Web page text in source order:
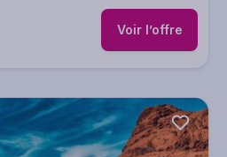
Voir l’offre